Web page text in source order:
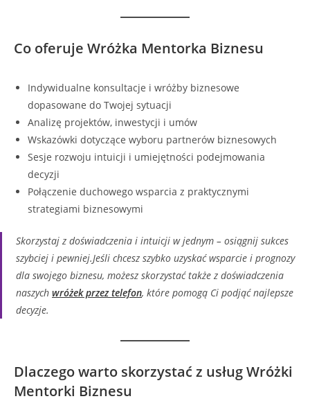
Co oferuje Wróżka Mentorka Biznesu
Indywidualne konsultacje i wróżby biznesowe
dopasowane do Twojej sytuacji
Analizę projektów, inwestycji i umów
Wskazówki dotyczące wyboru partnerów biznesowych
Sesje rozwoju intuicji i umiejętności podejmowania
decyzji
Połączenie duchowego wsparcia z praktycznymi
strategiami biznesowymi
Skorzystaj z doświadczenia i intuicji w jednym – osiągnij sukces
szybciej i pewniej.Jeśli chcesz szybko uzyskać wsparcie i prognozy
dla swojego biznesu, możesz skorzystać także z doświadczenia
naszych wróżek przez telefon, które pomogą Ci podjąć najlepsze
decyzje.
Dlaczego warto skorzystać z usług Wróżki
Mentorki Biznesu